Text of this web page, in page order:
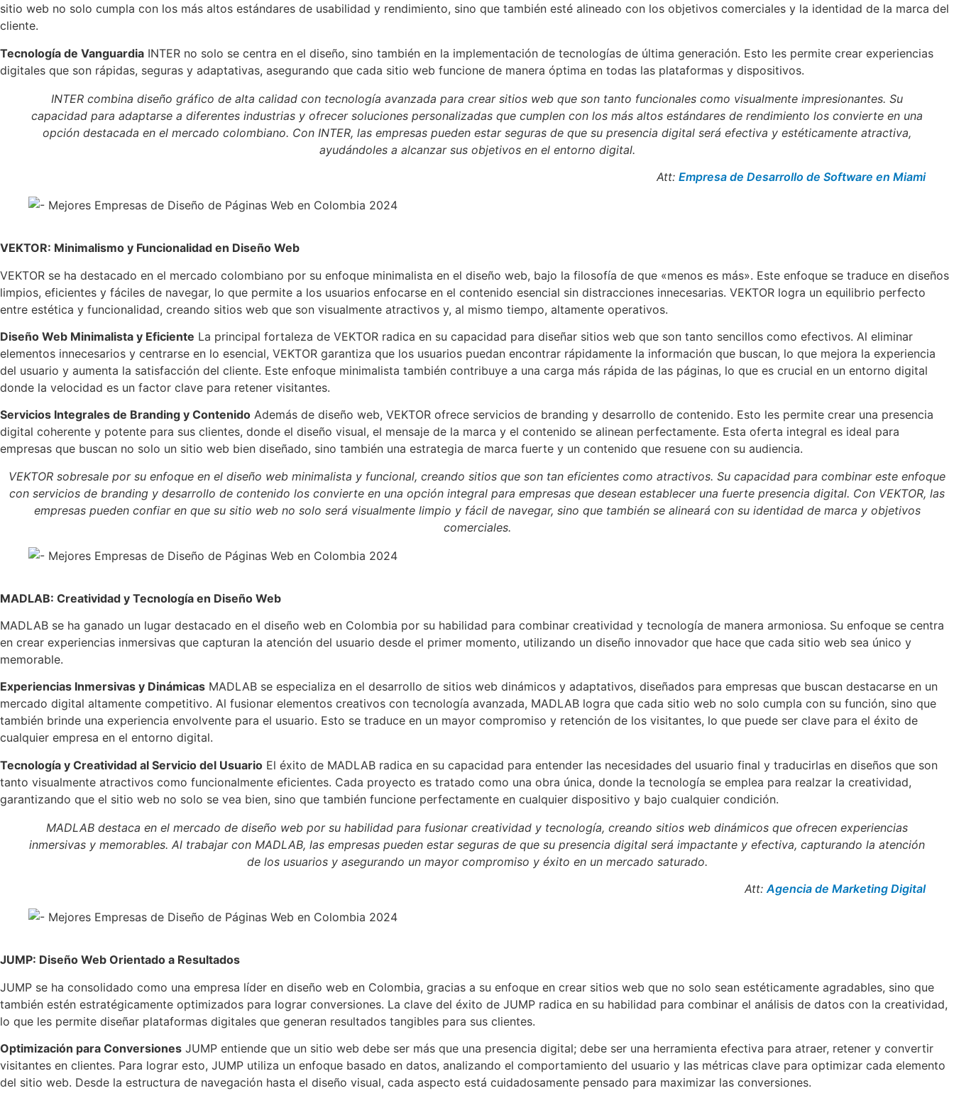
sitio web no solo cumpla con los más altos estándares de usabilidad y rendimiento, sino que también esté alineado con los objetivos comerciales y la identidad de la marca del
cliente.
Tecnología de Vanguardia INTER no solo se centra en el diseño, sino también en la implementación de tecnologías de última generación. Esto les permite crear experiencias
digitales que son rápidas, seguras y adaptativas, asegurando que cada sitio web funcione de manera óptima en todas las plataformas y dispositivos.
INTER combina diseño gráfico de alta calidad con tecnología avanzada para crear sitios web que son tanto funcionales como visualmente impresionantes. Su
capacidad para adaptarse a diferentes industrias y ofrecer soluciones personalizadas que cumplen con los más altos estándares de rendimiento los convierte en una
opción destacada en el mercado colombiano. Con INTER, las empresas pueden estar seguras de que su presencia digital será efectiva y estéticamente atractiva,
ayudándoles a alcanzar sus objetivos en el entorno digital.
Att: Empresa de Desarrollo de Software en Miami
VEKTOR: Minimalismo y Funcionalidad en Diseño Web
VEKTOR se ha destacado en el mercado colombiano por su enfoque minimalista en el diseño web, bajo la filosofía de que «menos es más». Este enfoque se traduce en diseños
limpios, eficientes y fáciles de navegar, lo que permite a los usuarios enfocarse en el contenido esencial sin distracciones innecesarias. VEKTOR logra un equilibrio perfecto
entre estética y funcionalidad, creando sitios web que son visualmente atractivos y, al mismo tiempo, altamente operativos.
Diseño Web Minimalista y Eficiente La principal fortaleza de VEKTOR radica en su capacidad para diseñar sitios web que son tanto sencillos como efectivos. Al eliminar
elementos innecesarios y centrarse en lo esencial, VEKTOR garantiza que los usuarios puedan encontrar rápidamente la información que buscan, lo que mejora la experiencia
del usuario y aumenta la satisfacción del cliente. Este enfoque minimalista también contribuye a una carga más rápida de las páginas, lo que es crucial en un entorno digital
donde la velocidad es un factor clave para retener visitantes.
Servicios Integrales de Branding y Contenido Además de diseño web, VEKTOR ofrece servicios de branding y desarrollo de contenido. Esto les permite crear una presencia
digital coherente y potente para sus clientes, donde el diseño visual, el mensaje de la marca y el contenido se alinean perfectamente. Esta oferta integral es ideal para
empresas que buscan no solo un sitio web bien diseñado, sino también una estrategia de marca fuerte y un contenido que resuene con su audiencia.
VEKTOR sobresale por su enfoque en el diseño web minimalista y funcional, creando sitios que son tan eficientes como atractivos. Su capacidad para combinar este enfoque
con servicios de branding y desarrollo de contenido los convierte en una opción integral para empresas que desean establecer una fuerte presencia digital. Con VEKTOR, las
empresas pueden confiar en que su sitio web no solo será visualmente limpio y fácil de navegar, sino que también se alineará con su identidad de marca y objetivos
comerciales.
MADLAB: Creatividad y Tecnología en Diseño Web
MADLAB se ha ganado un lugar destacado en el diseño web en Colombia por su habilidad para combinar creatividad y tecnología de manera armoniosa. Su enfoque se centra
en crear experiencias inmersivas que capturan la atención del usuario desde el primer momento, utilizando un diseño innovador que hace que cada sitio web sea único y
memorable.
Experiencias Inmersivas y Dinámicas MADLAB se especializa en el desarrollo de sitios web dinámicos y adaptativos, diseñados para empresas que buscan destacarse en un
mercado digital altamente competitivo. Al fusionar elementos creativos con tecnología avanzada, MADLAB logra que cada sitio web no solo cumpla con su función, sino que
también brinde una experiencia envolvente para el usuario. Esto se traduce en un mayor compromiso y retención de los visitantes, lo que puede ser clave para el éxito de
cualquier empresa en el entorno digital.
Tecnología y Creatividad al Servicio del Usuario El éxito de MADLAB radica en su capacidad para entender las necesidades del usuario final y traducirlas en diseños que son
tanto visualmente atractivos como funcionalmente eficientes. Cada proyecto es tratado como una obra única, donde la tecnología se emplea para realzar la creatividad,
garantizando que el sitio web no solo se vea bien, sino que también funcione perfectamente en cualquier dispositivo y bajo cualquier condición.
MADLAB destaca en el mercado de diseño web por su habilidad para fusionar creatividad y tecnología, creando sitios web dinámicos que ofrecen experiencias
inmersivas y memorables. Al trabajar con MADLAB, las empresas pueden estar seguras de que su presencia digital será impactante y efectiva, capturando la atención
de los usuarios y asegurando un mayor compromiso y éxito en un mercado saturado.
Att:Agencia de Marketing Digital
JUMP: Diseño Web Orientado a Resultados
JUMP se ha consolidado como una empresa líder en diseño web en Colombia, gracias a su enfoque en crear sitios web que no solo sean estéticamente agradables, sino que
también estén estratégicamente optimizados para lograr conversiones. La clave del éxito de JUMP radica en su habilidad para combinar el análisis de datos con la creatividad,
lo que les permite diseñar plataformas digitales que generan resultados tangibles para sus clientes.
Optimización para Conversiones JUMP entiende que un sitio web debe ser más que una presencia digital; debe ser una herramienta efectiva para atraer, retener y convertir
visitantes en clientes. Para lograr esto, JUMP utiliza un enfoque basado en datos, analizando el comportamiento del usuario y las métricas clave para optimizar cada elemento
del sitio web. Desde la estructura de navegación hasta el diseño visual, cada aspecto está cuidadosamente pensado para maximizar las conversiones.